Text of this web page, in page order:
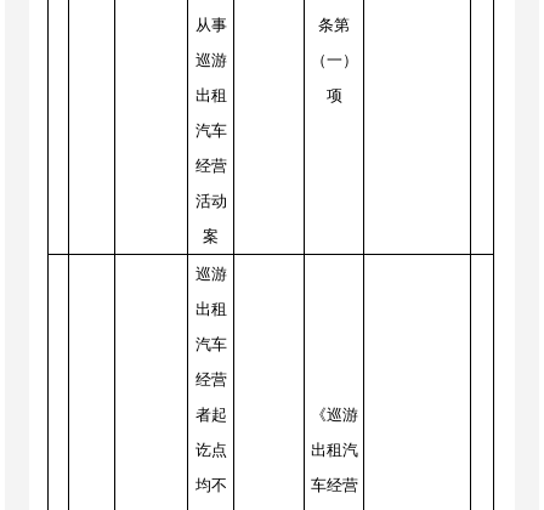
从事
巡游
出租
汽车
经营
活动
案
条第
（一）
项
巡游
出租
汽车
经营
者起
讫点
均不
《巡游
出租汽
车经营